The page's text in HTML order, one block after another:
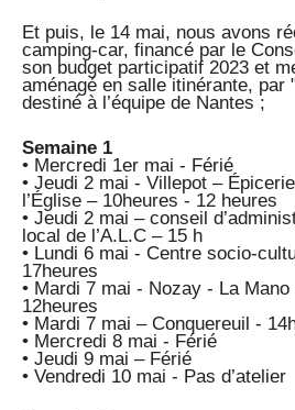
Et puis, le 14 mai, nous avons
camping-car, financé par le
son budget participatif 2023 et
aménagé en salle itinérante, par
destiné à l’équipe de Nantes ;
Semaine 1
• Mercredi 1er mai - Férié
• Jeudi 2 mai - Villepot –
l’Église – 10heures - 12 heures
• Jeudi 2 mai – conseil
local de l’A.L.C – 15 h
• Lundi 6 mai - Centre socio-
17heures
• Mardi 7 mai - Nozay - La
12heures
• Mardi 7 mai – Conquereuil -
• Mercredi 8 mai - Férié
• Jeudi 9 mai – Férié
• Vendredi 10 mai - Pas d’atelier